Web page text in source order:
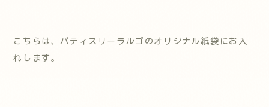
こちらは、パティスリーラルゴのオリジナル紙袋にお入
れします。